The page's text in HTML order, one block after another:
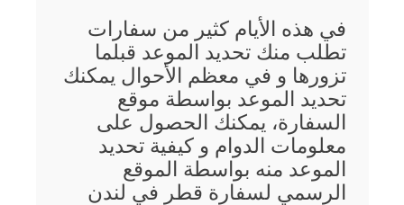
في هذه الأيام كثير من سفارات
تطلب منك تحديد الموعد قبلما
تزورها و في معظم الأحوال يمكنك
تحديد الموعد بواسطة موقع
السفارة، يمكنك الحصول على
معلومات الدوام و كيفية تحديد
الموعد منه بواسطة الموقع
الرسمي لسفارة قطر في لندن